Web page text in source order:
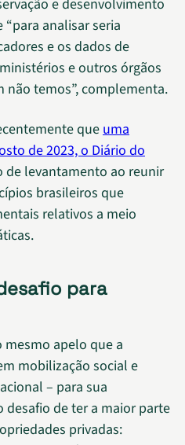
e desenvolvimento
analisar seria
e os dados de
e outros órgãos
temos”, complementa.
queuma
de 2023, o Diário do
de levantamento ao reunir
brasileiros que
relativos a meio
para
mesmo apelo que a
mobilização social e
– para sua
desafio de ter a maior parte
privadas: